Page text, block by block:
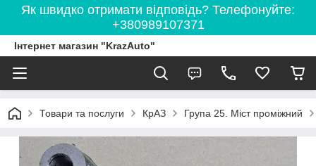
Як швидко отримати відповідь? Телефонуйте:
+380989107371
Інтернет магазин "KrazAuto"
Товари та послуги КрАЗ Група 25. Міст проміжний